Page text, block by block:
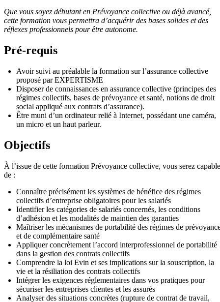
Que vous soyez débutant en Prévoyance collective ou déjà avancé,
cette formation vous permettra d’acquérir des bases solides et des
réflexes professionnels pour être autonome.
Pré-requis
Avoir suivi au préalable la formation sur l’assurance collective
proposé par EXPERTISME
Disposer de connaissances en assurance collective (principes des
régimes collectifs, bases de prévoyance et santé, notions de droit
social appliqué aux contrats d’assurance).
Être muni d’un ordinateur relié à Internet, possédant une caméra,
un micro et un haut parleur.
Objectifs
À l’issue de cette formation Prévoyance collective, vous serez capable
de :
Connaître précisément les systèmes de bénéfice des régimes
collectifs d’entreprise obligatoires pour les salariés
Identifier les catégories de salariés concernés, les conditions
d’adhésion et les modalités de maintien des garanties
Maîtriser les mécanismes de portabilité des régimes de
et de complémentaire santé
Appliquer concrètement l’accord interprofessionnel de portabilité
dans la gestion des contrats collectifs
Comprendre la loi Evin et ses implications sur la souscription, la
vie et la résiliation des contrats collectifs
Intégrer les exigences réglementaires dans vos pratiques pour
sécuriser les entreprises clientes et les assurés
Analyser des situations concrètes (rupture de contrat de travail,